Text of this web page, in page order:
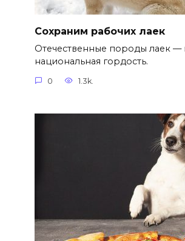
Сохраним рабочих лаек
Отечественные породы лаек —
национальная гордость.
0 1.3k.